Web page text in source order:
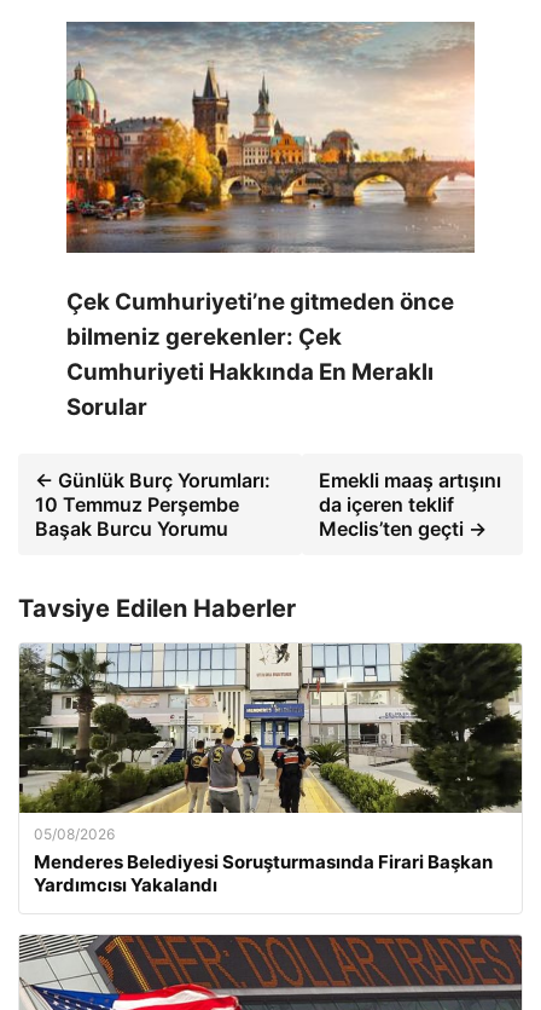
Çek Cumhuriyeti’ne gitmeden önce
bilmeniz gerekenler: Çek
Cumhuriyeti Hakkında En Meraklı
Sorular
← Günlük Burç Yorumları:
10 Temmuz Perşembe
Başak Burcu Yorumu
Emekli maaş artışını
da içeren teklif
Meclis’ten geçti →
Tavsiye Edilen Haberler
05/08/2026
Menderes Belediyesi Soruşturmasında Firari Başkan
Yardımcısı Yakalandı